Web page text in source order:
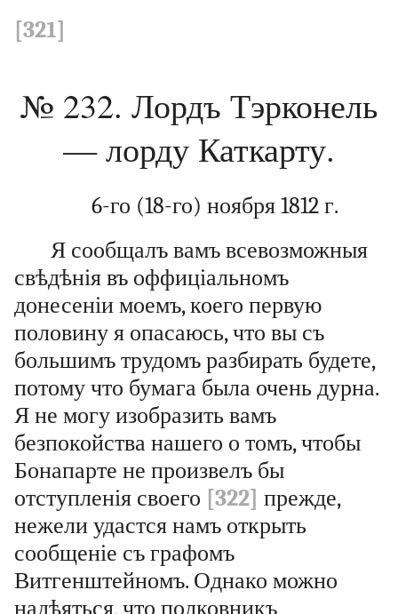
[321]
№ 232. Лордъ Тэрконель
— лорду Каткарту.
6-го (18-го) ноября 1812 г.
Я сообщалъ вамъ всевозможныя
свѣдѣнія въ оффиціальномъ
донесеніи моемъ, коего первую
половину я опасаюсь, что вы съ
большимъ трудомъ разбирать будете,
потому что бумага была очень дурна.
Я не могу изобразить вамъ
безпокойства нашего о томъ, чтобы
Бонапарте не произвелъ бы
отступленія своего [322] прежде,
нежели удастся намъ открыть
сообщеніе съ графомъ
Витгенштейномъ. Однако можно
надѣяться, что полковникъ